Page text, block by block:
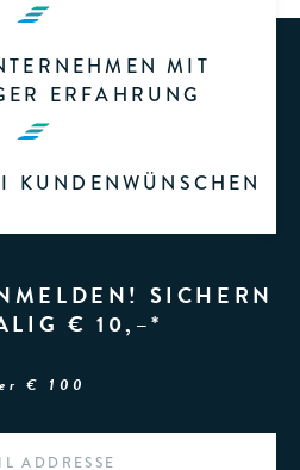
MIT
ERFAHRUNG
KUNDENWÜNSCHEN
SICHERN
€ 10,–*
€ 100